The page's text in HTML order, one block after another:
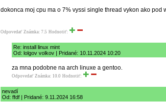
dokonca moj cpu ma o 7% vyssi single thread vykon ako pod
Odpovedať Známka: 7.5 Hodnotiť:
Re: install linux mint
Od: lolgov volkov | Pridané: 10.11.2024 10:20
za mna podobne na arch linuxe a gentoo.
Odpovedať Známka: 10.0 Hodnotiť:
nevadí
Od: ffdf | Pridané: 9.11.2024 16:58